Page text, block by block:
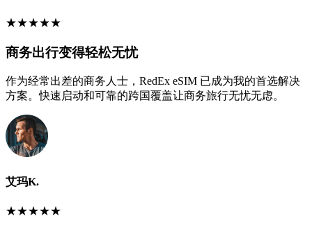
★★★★★
商务出行变得轻松无忧
作为经常出差的商务人士，RedEx eSIM 已成为我的首选解决
方案。快速启动和可靠的跨国覆盖让商务旅行无忧无虑。
艾玛K.
★★★★★